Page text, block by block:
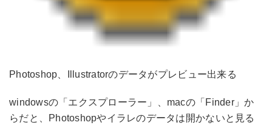
Photoshop、Illustratorのデータがプレビュー出来る
windowsの「エクスプローラー」、macの「Finder」か
らだと、Photoshopやイラレのデータは開かないと見る